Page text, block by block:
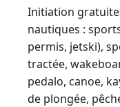
Initiation
nautiques :
permis, jetski),
tractée,
pedalo, canoe,
de plongée,